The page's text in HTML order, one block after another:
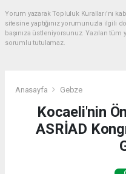
Yorum yazarak Topluluk Kuralları’nı
sitesine yaptığınız yorumunuzla ilgili
başınıza üstleniyorsunuz. Yazılan
sorumlu tutulamaz.
Anasayfa Gebze
Kocaeli'nin
ASRİAD